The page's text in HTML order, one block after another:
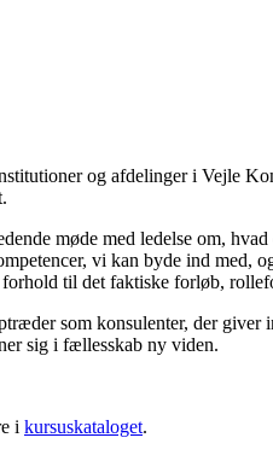
og afdelinger i Vejle
møde med ledelse om,
vi kan byde ind med,
til det faktiske forløb,
som konsulenter, der
sig i fællesskab ny viden.
i kursuskataloget.